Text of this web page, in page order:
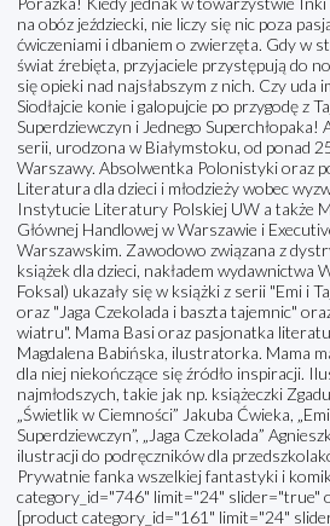
na obóz jeździecki, nie liczy się nic poza
ćwiczeniami i dbaniem o zwierzęta. Gdy w
świat źrebięta, przyjaciele przystępują do
się opieki nad najsłabszym z nich. Czy uda
Siodłajcie konie i galopujcie po przygodę z
Superdziewczyn i Jednego
serii, urodzona w Białymstoku, od ponad
Warszawy. Absolwentka Polonistyki oraz
Literatura dla dzieci i młodzieży wobec
Instytucie Literatury Polskiej UW a także
Głównej Handlowej w Warszawie i
Warszawskim. Zawodowo związana z
książek dla dzieci, nakładem wydawnictwa
Foksal) ukazały się w książki z serii "Emi i
oraz "Jaga Czekolada i baszta tajemnic"
wiatru". Mama Basi oraz pasjonatka
Magdalena Babińska, ilustratorka. Mama
dla niej niekończące się źródło inspiracji.
najmłodszych, takie jak np. książeczki
„Świetlik w Ciemności” Jakuba Ćwieka,
Superdziewczyn”, „Jaga Czekolada”
ilustracji do podręczników dla
Prywatnie fanka wszelkiej fantastyki i
category_id="746" limit="24" slider="true"
[product category_id="161" limit="24"